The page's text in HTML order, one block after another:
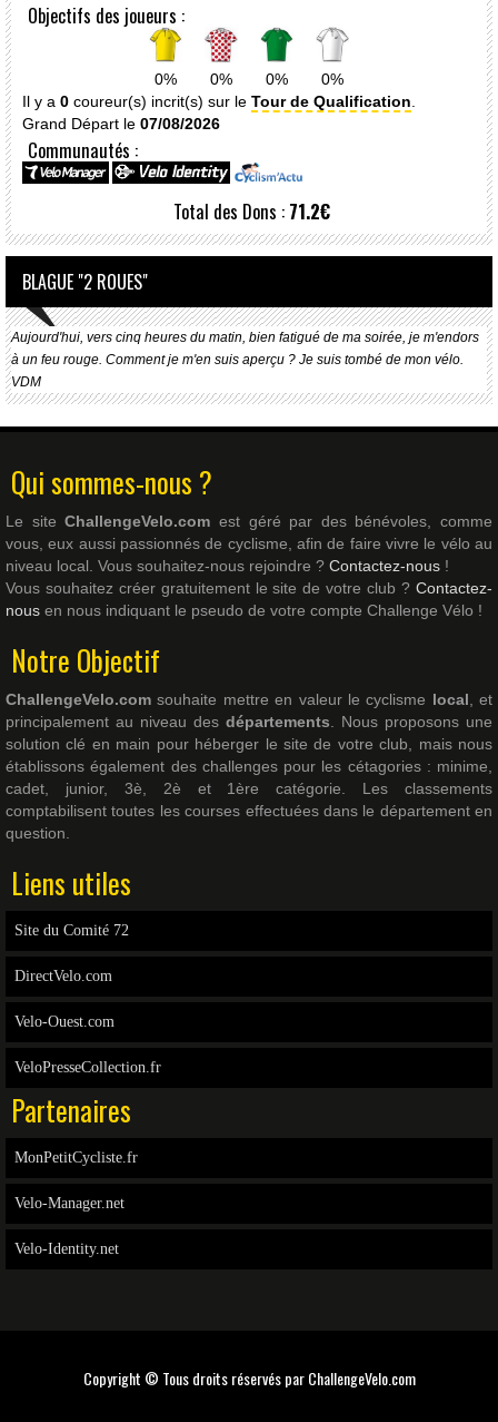
Objectifs des joueurs :
0% 0% 0%
0%
Il y a 0 coureur(s) incrit(s) sur le Tour de Qualification.
Grand Départ le 07/08/2026
Communautés :
Total des Dons : 71.2€
BLAGUE "2 ROUES"
Aujourd'hui, vers cinq heures du matin, bien fatigué de ma soirée, je m'endors
à un feu rouge. Comment je m'en suis aperçu ? Je suis tombé de mon vélo.
VDM
Qui sommes-nous ?
Le siteChallengeVelo.com est géré par des bénévoles, comme
vous, eux aussi passionnés de cyclisme, afin de faire vivre le vélo au
niveau local. Vous souhaitez-nous rejoindre ? Contactez-nous !
Vous souhaitez créer gratuitement le site de votre club ? Contactez-
nous en nous indiquant le pseudo de votre compte Challenge Vélo !
Notre Objectif
ChallengeVelo.com souhaite mettre en valeur le cyclisme local, et
principalement au niveau des départements. Nous proposons une
solution clé en main pour héberger le site de votre club, mais nous
établissons également des challenges pour les cétagories : minime,
cadet, junior, 3è, 2è et 1ère catégorie. Les classements
comptabilisent toutes les courses effectuées dans le département en
question.
Liens utiles
Site du Comité 72
DirectVelo.com
Velo-Ouest.com
VeloPresseCollection.fr
Partenaires
MonPetitCycliste.fr
Velo-Manager.net
Velo-Identity.net
Copyright © Tous droits réservés parChallengeVelo.com